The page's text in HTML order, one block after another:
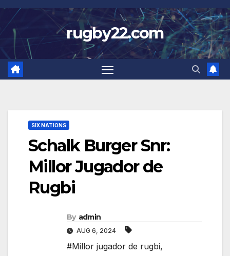
Skip
to
content
rugby22.com
SIX NATIONS
Schalk Burger Snr:
Millor Jugador de
Rugbi
By admin
AUG 6, 2024
#Millor jugador de rugbi,